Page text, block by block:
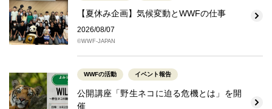
【夏休み企画】気候変動とWWFの仕事
2026/08/07
©WWF-JAPAN
WWFの活動 イベント報告
公開講座「野生ネコに迫る危機とは」を開
催